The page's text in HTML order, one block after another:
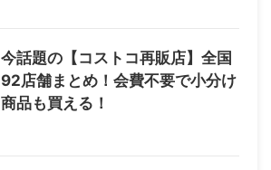
今話題の【コストコ再販店】全国
92店舗まとめ！会費不要で小分け
商品も買える！